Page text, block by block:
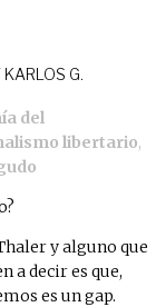
G.
del
libertario,
y alguno que
a decir es que,
es un gap.